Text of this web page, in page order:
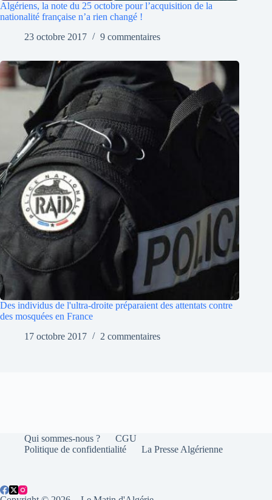
Algériens, la note du 25 octobre pour l’acquisition de la
nationalité française n’a rien changé !
23 octobre 2017
9 commentaires
Des individus de l'ultra-droite préparaient des attentats contre
des mosquées en France
17 octobre 2017
2 commentaires
Qui sommes-nous ?
CGU
Politique de confidentialité
La Presse Algérienne